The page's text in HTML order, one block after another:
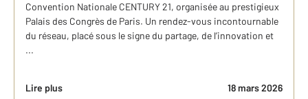
Convention Nationale CENTURY 21, organisée au prestigieux
Palais des Congrès de Paris. Un rendez-vous incontournable
du réseau, placé sous le signe du partage, de l’innovation et
...
Lire plus 18 mars 2026